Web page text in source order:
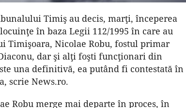
Timiş au decis, marţi, începerea
în baza Legii 112/1995 în care au
Nicolae Robu, fostul primar
dar şi alţi foşti funcţionari din
una definitivă, ea putând fi contestată în
scrie News.ro.
Robu merge mai departe în proces, în